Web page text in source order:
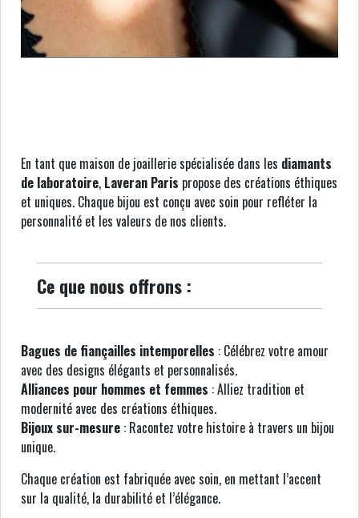
En tant que maison de joaillerie spécialisée dans les diamants
de laboratoire, Laveran Paris propose des créations éthiques
et uniques. Chaque bijou est conçu avec soin pour refléter la
personnalité et les valeurs de nos clients.
Ce que nous offrons :
Bagues de fiançailles intemporelles : Célébrez votre amour
avec des designs élégants et personnalisés.
Alliances pour hommes et femmes : Alliez tradition et
modernité avec des créations éthiques.
Bijoux sur-mesure : Racontez votre histoire à travers un bijou
unique.
Chaque création est fabriquée avec soin, en mettant l’accent
sur la qualité, la durabilité et l’élégance.